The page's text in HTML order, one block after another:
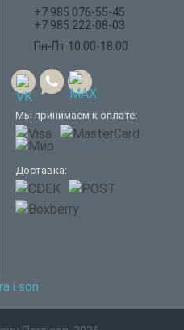
+7 985 076-55-45
+7 985 222-08-03
Пн-Пт 10.00-18.00
Мы принимаем к оплате:
Доставка: